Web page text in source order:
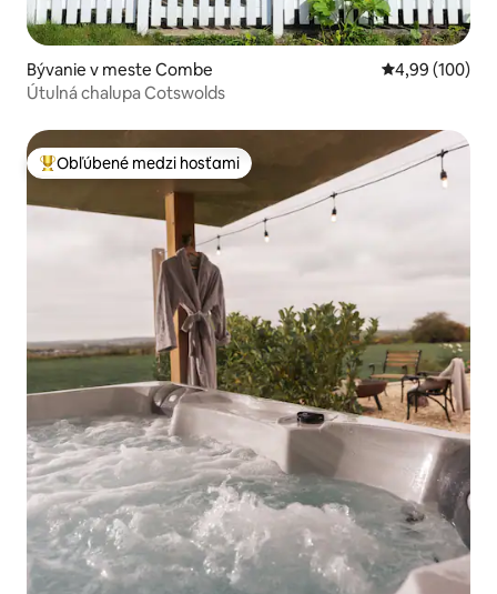
Bývanie v meste Combe Priemerné
4,99 (100)
Útulná chalupa Cotswolds
Najobľúbenejšie medzi hosťami
Obľúbené medzi hosťami